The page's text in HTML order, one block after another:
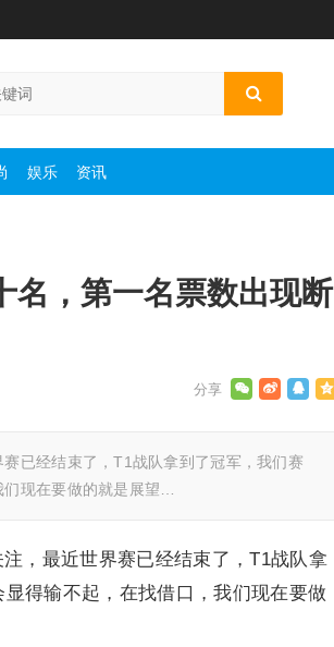
娱乐 资讯
名，第一名票数出现断
已经结束了，T1战队拿到了冠军，我们赛
现在要做的就是展望…
，最近世界赛已经结束了，T1战队拿
得输不起，在找借口，我们现在要做